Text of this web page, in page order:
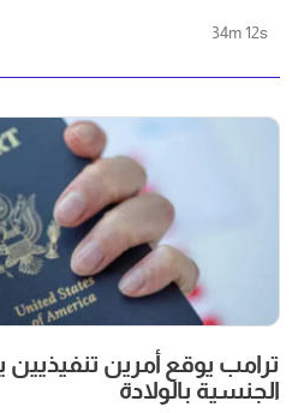
34m 12s
ترامب يوقع أمرين
الجنسية بالولادة